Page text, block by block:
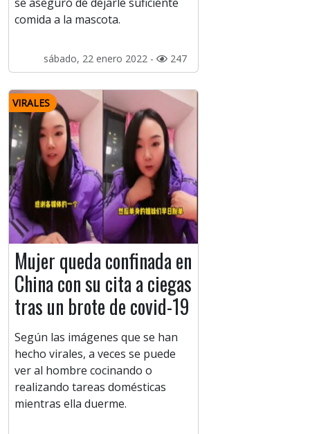
comida a la mascota.
sábado, 22 enero 2022 - 247
VIRALES
Mujer queda confinada en
China con su cita a ciegas
tras un brote de covid-19
Según las imágenes que se han
hecho virales, a veces se puede
ver al hombre cocinando o
realizando tareas domésticas
mientras ella duerme.